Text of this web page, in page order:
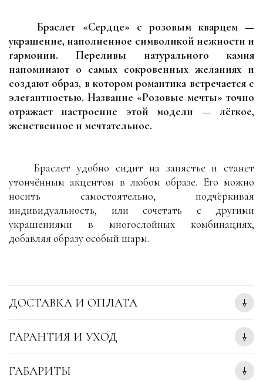
Браслет «Сердце» с розовым кварцем —
украшение, наполненное символикой нежности и
гармонии. Переливы натурального камня
напоминают о самых сокровенных желаниях и
создают образ, в котором романтика встречается с
элегантностью. Название «Розовые мечты» точно
отражает настроение этой модели — лёгкое,
женственное и мечтательное.
Браслет удобно сидит на запястье и станет
утончённым акцентом в любом образе. Его можно
носить самостоятельно, подчёркивая
индивидуальность, или сочетать с другими
украшениями в многослойных комбинациях,
добавляя образу особый шарм.
ДОСТАВКА И ОПЛАТА
ГАРАНТИЯ И УХОД
ГАБАРИТЫ